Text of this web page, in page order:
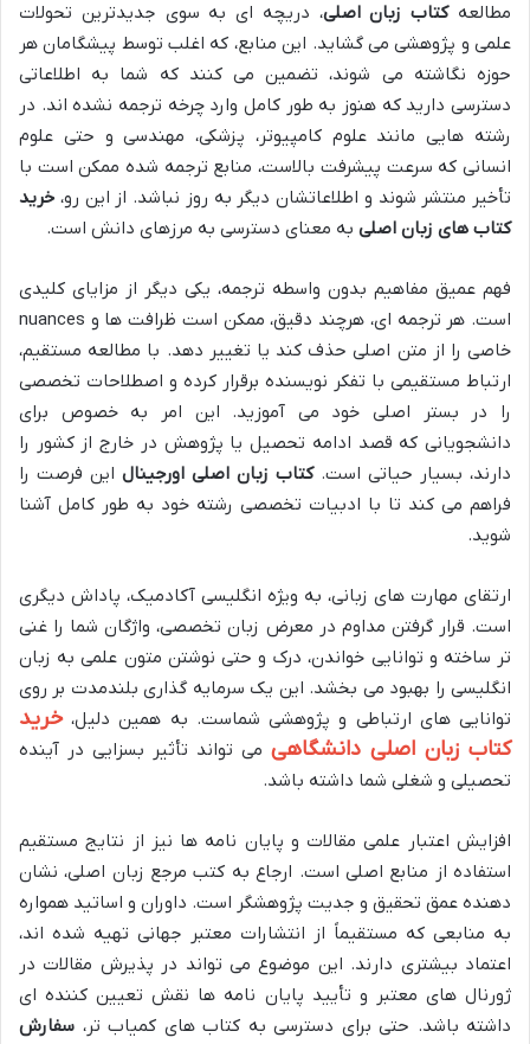
مطالعهکتاب زبان اصلی، دریچه ای به سوی جدیدترین تحولات
علمی و پژوهشی می گشاید. این منابع، که اغلب توسط پیشگامان هر
حوزه نگاشته می شوند، تضمین می کنند که شما به اطلاعاتی
دسترسی دارید که هنوز به طور کامل وارد چرخه ترجمه نشده اند. در
رشته هایی مانند علوم کامپیوتر، پزشکی، مهندسی و حتی علوم
انسانی که سرعت پیشرفت بالاست، منابع ترجمه شده ممکن است با
تأخیر منتشر شوند و اطلاعاتشان دیگر به روز نباشد. از این رو، خرید
کتاب های زبان اصلی به معنای دسترسی به مرزهای دانش است.
فهم عمیق مفاهیم بدون واسطه ترجمه، یکی دیگر از مزایای کلیدی
است. هر ترجمه ای، هرچند دقیق، ممکن است ظرافت ها و nuances
خاصی را از متن اصلی حذف کند یا تغییر دهد. با مطالعه مستقیم،
ارتباط مستقیمی با تفکر نویسنده برقرار کرده و اصطلاحات تخصصی
را در بستر اصلی خود می آموزید. این امر به خصوص برای
دانشجویانی که قصد ادامه تحصیل یا پژوهش در خارج از کشور را
دارند، بسیار حیاتی است.کتاب زبان اصلی اورجینال این فرصت را
فراهم می کند تا با ادبیات تخصصی رشته خود به طور کامل آشنا
شوید.
ارتقای مهارت های زبانی، به ویژه انگلیسی آکادمیک، پاداش دیگری
است. قرار گرفتن مداوم در معرض زبان تخصصی، واژگان شما را غنی
تر ساخته و توانایی خواندن، درک و حتی نوشتن متون علمی به زبان
انگلیسی را بهبود می بخشد. این یک سرمایه گذاری بلندمدت بر روی
توانایی های ارتباطی و پژوهشی شماست. به همین دلیل،خرید
کتاب زبان اصلی دانشگاهی می تواند تأثیر بسزایی در آینده
تحصیلی و شغلی شما داشته باشد.
افزایش اعتبار علمی مقالات و پایان نامه ها نیز از نتایج مستقیم
استفاده از منابع اصلی است. ارجاع به کتب مرجع زبان اصلی، نشان
دهنده عمق تحقیق و جدیت پژوهشگر است. داوران و اساتید همواره
به منابعی که مستقیماً از انتشارات معتبر جهانی تهیه شده اند،
اعتماد بیشتری دارند. این موضوع می تواند در پذیرش مقالات در
ژورنال های معتبر و تأیید پایان نامه ها نقش تعیین کننده ای
داشته باشد. حتی برای دسترسی به کتاب های کمیاب تر، سفارش